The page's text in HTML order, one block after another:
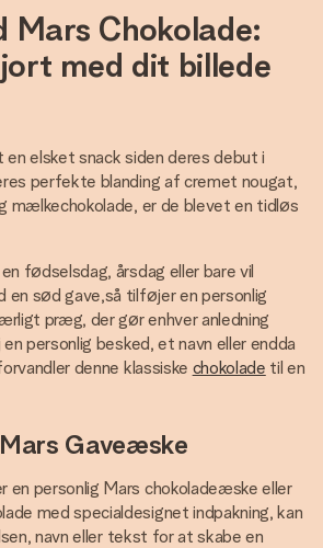
Mars Chokolade:
med dit billede
elsket snack siden deres debut i
perfekte blanding af cremet nougat,
mælkechokolade, er de blevet en tidløs
fødselsdag, årsdag eller bare vil
en sød gave,så tilføjer en personlig
præg, der gør enhver anledning
personlig besked, et navn eller endda
denne klassiske chokolade til en
Gaveæske
en personlig Mars chokoladeæske eller
med specialdesignet indpakning, kan
navn eller tekst for at skabe en